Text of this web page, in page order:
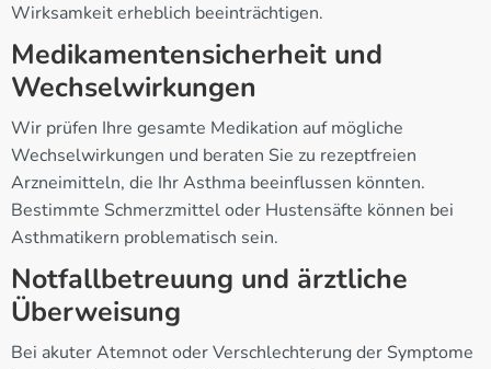
Wirksamkeit erheblich beeinträchtigen.
Medikamentensicherheit und
Wechselwirkungen
Wir prüfen Ihre gesamte Medikation auf mögliche
Wechselwirkungen und beraten Sie zu rezeptfreien
Arzneimitteln, die Ihr Asthma beeinflussen könnten.
Bestimmte Schmerzmittel oder Hustensäfte können bei
Asthmatikern problematisch sein.
Notfallbetreuung und ärztliche
Überweisung
Bei akuter Atemnot oder Verschlechterung der Symptome